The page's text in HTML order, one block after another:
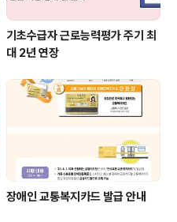
기초수급자 근로능력평가 주기 최
대 2년 연장
장애인 교통복지카드 발급 안내